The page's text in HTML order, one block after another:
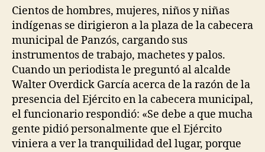
entrada
entrada
Cientos de hombres, mujeres, niños y niñas
indígenas se dirigieron a la plaza de la cabecera
municipal de Panzós, cargando sus
instrumentos de trabajo, machetes y palos.
Cuando un periodista le preguntó al alcalde
Walter Overdick García acerca de la razón de la
presencia del Ejército en la cabecera municipal,
el funcionario respondió: «Se debe a que mucha
gente pidió personalmente que el Ejército
viniera a ver la tranquilidad del lugar, porque